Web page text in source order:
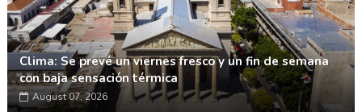
Clima: Se prevé un viernes fresco y un fin de semana
con baja sensación térmica
August 07, 2026